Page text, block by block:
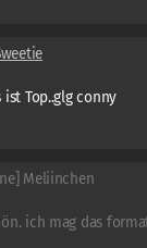
ist Top..glg conny
Meliinchen
ich mag das